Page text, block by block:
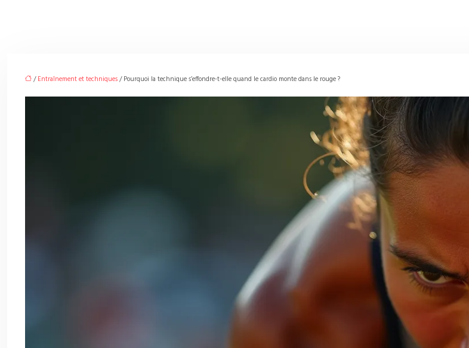
/Entraînement et techniques/ Pourquoi la technique s’effondre-t-elle quand le cardio monte dans le rouge ?